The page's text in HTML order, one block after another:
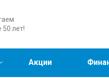
50 лет!
Акции